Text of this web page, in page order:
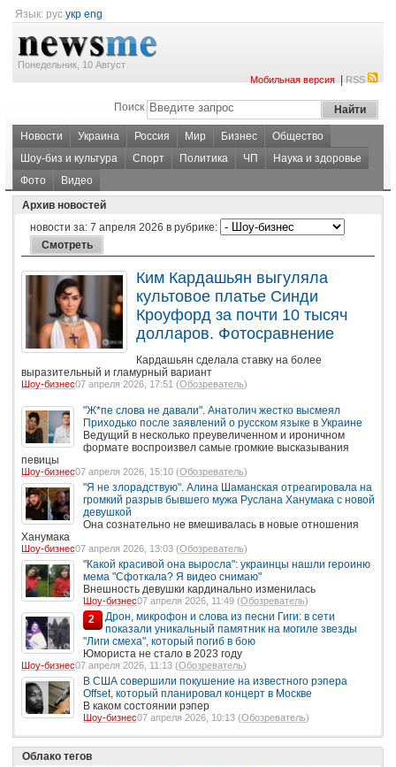
Язык: рус укр eng
Понедельник, 10 Август
Мобильная версия|RSS
Поиск
Новости Украина Россия Мир Бизнес
Общество
Шоу-биз и культура
Спорт Политика ЧП
Наука и здоровье
Фото
Видео
Архив новостей
новости за: 7 апреля 2026 в рубрике:
Ким Кардашьян выгуляла
культовое платье Синди
Кроуфорд за почти 10 тысяч
долларов. Фотосравнение
Кардашьян сделала ставку на более
выразительный и гламурный вариант
Шоу-бизнес07 апреля 2026, 17:51 (Обозреватель)
"Ж*пе слова не давали". Анатолич жестко высмеял
Приходько после заявлений о русском языке в Украине
Ведущий в несколько преувеличенном и ироничном
формате воспроизвел самые громкие высказывания
певицы
Шоу-бизнес07 апреля 2026, 15:10 (Обозреватель)
"Я не злорадствую". Алина Шаманская отреагировала на
громкий разрыв бывшего мужа Руслана Ханумака с новой
девушкой
Она сознательно не вмешивалась в новые отношения
Ханумака
Шоу-бизнес07 апреля 2026, 13:03 (Обозреватель)
"Какой красивой она выросла": украинцы нашли героиню
мема "Сфоткала? Я видео снимаю"
Внешность девушки кардинально изменилась
Шоу-бизнес07 апреля 2026, 11:49 (Обозреватель)
2
Дрон, микрофон и слова из песни Гиги: в сети
показали уникальный памятник на могиле звезды
"Лиги смеха", который погиб в бою
Юмориста не стало в 2023 году
Шоу-бизнес07 апреля 2026, 11:13 (Обозреватель)
В США совершили покушение на известного рэпера
Offset, который планировал концерт в Москве
В каком состоянии рэпер
Шоу-бизнес07 апреля 2026, 10:13 (Обозреватель)
Облако тегов